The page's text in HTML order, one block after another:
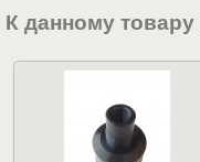
К данному